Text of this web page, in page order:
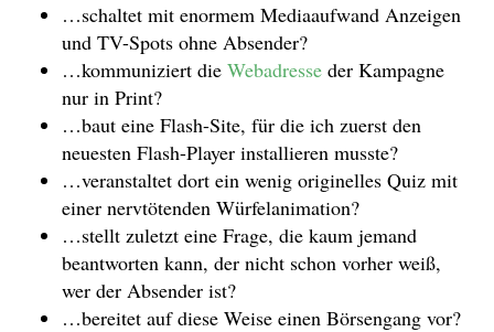
…schaltet mit enormem Mediaaufwand Anzeigen
und TV-Spots ohne Absender?
…kommuniziert die Webadresse der Kampagne
nur in Print?
…baut eine Flash-Site, für die ich zuerst den
neuesten Flash-Player installieren musste?
…veranstaltet dort ein wenig originelles Quiz mit
einer nervtötenden Würfelanimation?
…stellt zuletzt eine Frage, die kaum jemand
beantworten kann, der nicht schon vorher weiß,
wer der Absender ist?
…bereitet auf diese Weise einen Börsengang vor?